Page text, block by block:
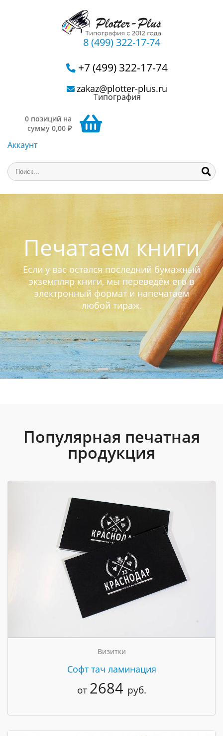
8 (499) 322-17-74
+7 (499) 322-17-74
zakaz@plotter-plus.ru
Типография
0 позиций на
сумму 0,00 ₽
Аккаунт
Печатаем книги
Если у вас остался последний бумажный
экземпляр книги, мы переведём его в
электронный формат и напечатаем
любой тираж.
Популярная печатная
продукция
Визитки
Cофт тач ламинация
от 2684 руб.